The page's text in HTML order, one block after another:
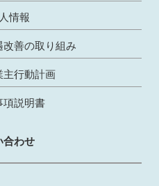
情報
善の取り組み
主行動計画
項説明書
合わせ